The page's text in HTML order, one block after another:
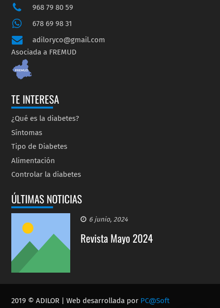
968 79 80 59
678 69 98 31
adiloryco@gmail.com
Asociada a FREMUD
TE INTERESA
¿Qué es la diabetes?
Síntomas
Tipo de Diabetes
Alimentación
Controlar la diabetes
ÚLTIMAS NOTICIAS
6 junio, 2024
Revista Mayo 2024
2019 © ADILOR | Web desarrollada por PC@Soft